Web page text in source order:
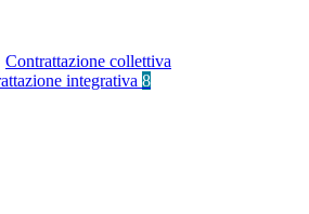
Contrattazione collettiva
integrativa 8